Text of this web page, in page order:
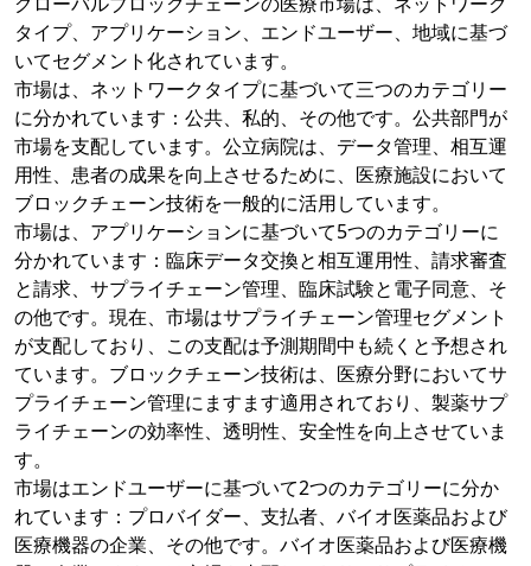
タイプ、アプリケーション、エンドユーザー、地域に基づ
いてセグメント化されています。
市場は、ネットワークタイプに基づいて三つのカテゴリー
に分かれています：公共、私的、その他です。公共部門が
市場を支配しています。公立病院は、データ管理、相互運
用性、患者の成果を向上させるために、医療施設において
ブロックチェーン技術を一般的に活用しています。
市場は、アプリケーションに基づいて5つのカテゴリーに
分かれています：臨床データ交換と相互運用性、請求審査
と請求、サプライチェーン管理、臨床試験と電子同意、そ
の他です。現在、市場はサプライチェーン管理セグメント
が支配しており、この支配は予測期間中も続くと予想され
ています。ブロックチェーン技術は、医療分野においてサ
プライチェーン管理にますます適用されており、製薬サプ
ライチェーンの効率性、透明性、安全性を向上させていま
す。
市場はエンドユーザーに基づいて2つのカテゴリーに分か
れています：プロバイダー、支払者、バイオ医薬品および
医療機器の企業、その他です。バイオ医薬品および医療機